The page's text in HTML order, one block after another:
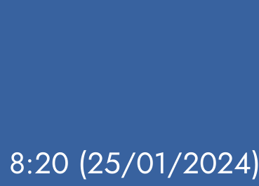
8:20 (25/01/2024)